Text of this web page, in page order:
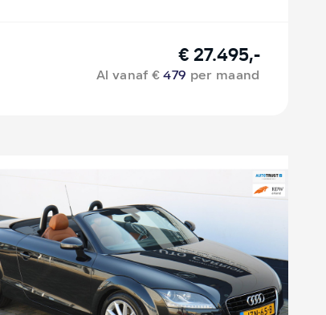
€ 27.495,-
Al vanaf €479 per maand